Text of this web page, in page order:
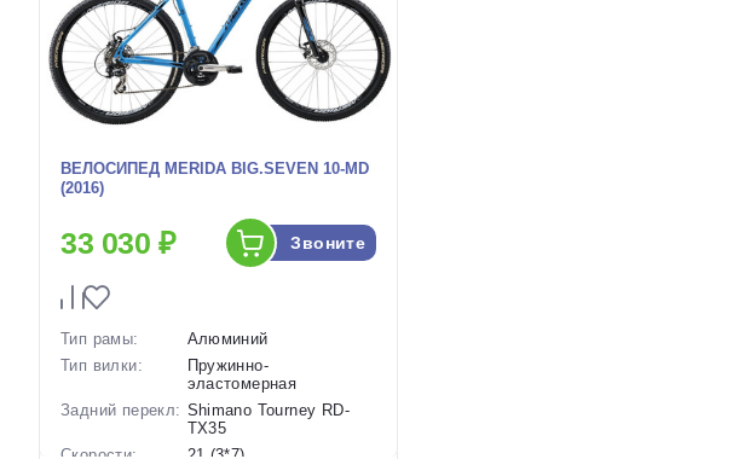
ВЕЛОСИПЕД MERIDA BIG.SEVEN 10-MD
(2016)
33 030 ₽ Звоните
Тип рамы:
Алюминий
Тип вилки:
Пружинно-
эластомерная
Задний перекл: Shimano Tourney RD-
TX35
Скорости:
21 (3*7)